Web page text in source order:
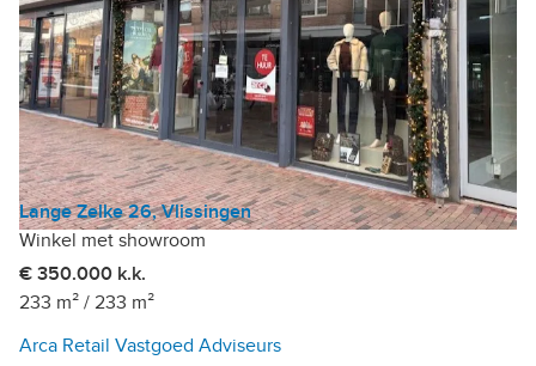
Lange Zelke 26, Vlissingen
Winkel met showroom
€ 350.000 k.k.
233 m² / 233 m²
Arca Retail Vastgoed Adviseurs